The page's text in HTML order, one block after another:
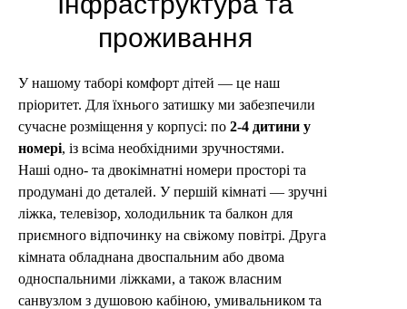
проживання
У нашому таборі комфорт дітей — це наш
пріоритет. Для їхнього затишку ми забезпечили
сучасне розміщення у корпусі: по 2-4 дитини у
номері, із всіма необхідними зручностями.
Наші одно- та двокімнатні номери просторі та
продумані до деталей. У першій кімнаті — зручні
ліжка, телевізор, холодильник та балкон для
приємного відпочинку на свіжому повітрі. Друга
кімната обладнана двоспальним або двома
односпальними ліжками, а також власним
санвузлом з душовою кабіною, умивальником та